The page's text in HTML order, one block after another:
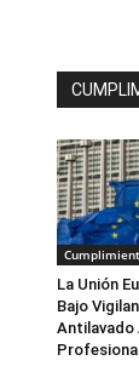
La Unión
Bajo
Antilavado